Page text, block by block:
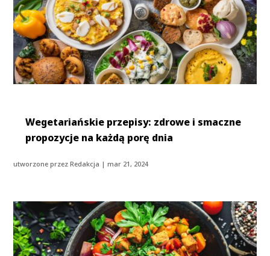
Wegetariańskie przepisy: zdrowe i smaczne
propozycje na każdą porę dnia
utworzone przezRedakcja |mar 21, 2024